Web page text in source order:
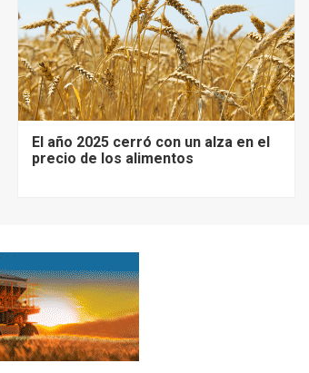
El año 2025 cerró con un alza en el
precio de los alimentos